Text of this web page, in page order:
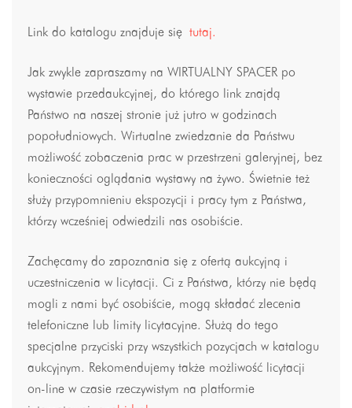
Link do katalogu znajduje się tutaj.
Jak zwykle zapraszamy na WIRTUALNY SPACER po
wystawie przedaukcyjnej, do którego link znajdą
Państwo na naszej stronie już jutro w godzinach
popołudniowych. Wirtualne zwiedzanie da Państwu
możliwość zobaczenia prac w przestrzeni galeryjnej, bez
konieczności oglądania wystawy na żywo. Świetnie też
służy przypomnieniu ekspozycji i pracy tym z Państwa,
którzy wcześniej odwiedzili nas osobiście.
Zachęcamy do zapoznania się z ofertą aukcyjną i
uczestniczenia w licytacji. Ci z Państwa, którzy nie będą
mogli z nami być osobiście, mogą składać zlecenia
telefoniczne lub limity licytacyjne. Służą do tego
specjalne przyciski przy wszystkich pozycjach w katalogu
aukcyjnym. Rekomendujemy także możliwość licytacji
on-line w czasie rzeczywistym na platformie